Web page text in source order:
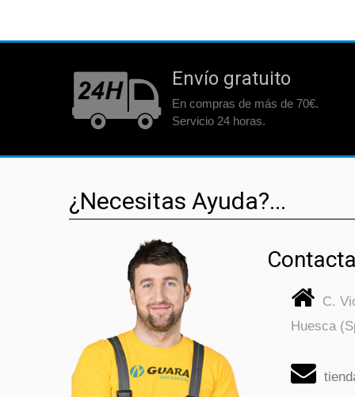
Envío gratuito
En compras de más de 70€.
Servicio 24 horas.
¿Necesitas Ayuda?...
C.
Huesca